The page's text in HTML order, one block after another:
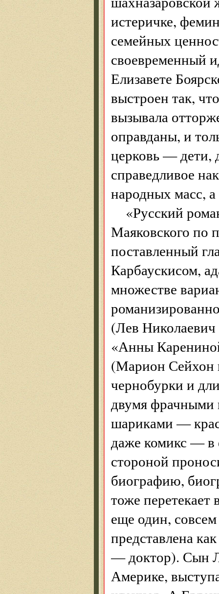
истеричке,
семейных
своевременный
Елизавете
выстроен так,
вызывала
оправданы, и
церковь — дети,
справедливое
народных масс,
«Русский
Маяковского по
поставленный
Карбаускисом,
множестве
(Лев
«Анны
(Марион Сейхон
чернобурки и
двумя фрачными
шариками —
даже комикс — в
стороной
биографию,
тоже
еще один,
представлена
— доктор). Сын
Америке,